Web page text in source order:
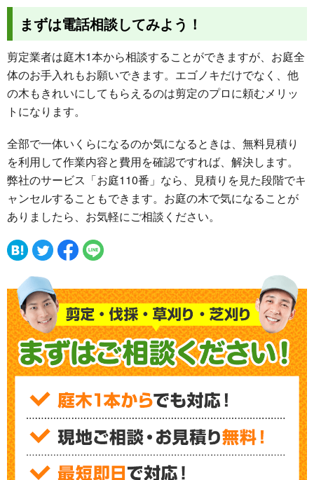
まずは電話相談してみよう！
剪定業者は庭木1本から相談することができますが、お庭全
体のお手入れもお願いできます。エゴノキだけでなく、他
の木もきれいにしてもらえるのは剪定のプロに頼むメリッ
トになります。
全部で一体いくらになるのか気になるときは、無料見積り
を利用して作業内容と費用を確認ですれば、解決します。
弊社のサービス「お庭110番」なら、見積りを見た段階でキ
ャンセルすることもできます。お庭の木で気になることが
ありましたら、お気軽にご相談ください。